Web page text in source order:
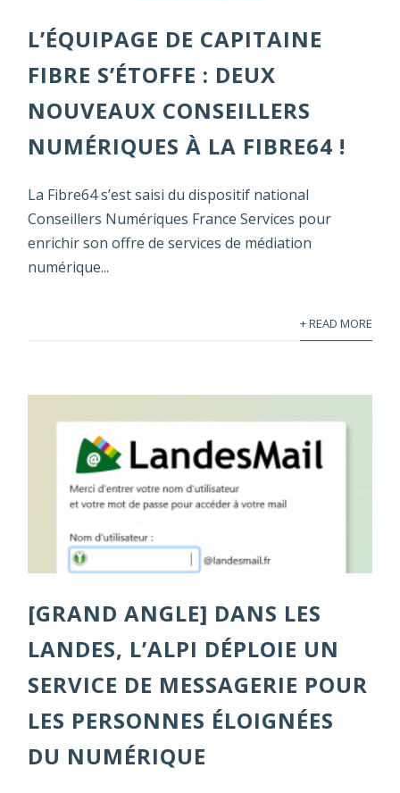
L’ÉQUIPAGE DE CAPITAINE
FIBRE S’ÉTOFFE : DEUX
NOUVEAUX CONSEILLERS
NUMÉRIQUES À LA FIBRE64 !
La Fibre64 s’est saisi du dispositif national
Conseillers Numériques France Services pour
enrichir son offre de services de médiation
numérique...
+ READ MORE
[GRAND ANGLE] DANS LES
LANDES, L’ALPI DÉPLOIE UN
SERVICE DE MESSAGERIE POUR
LES PERSONNES ÉLOIGNÉES
DU NUMÉRIQUE